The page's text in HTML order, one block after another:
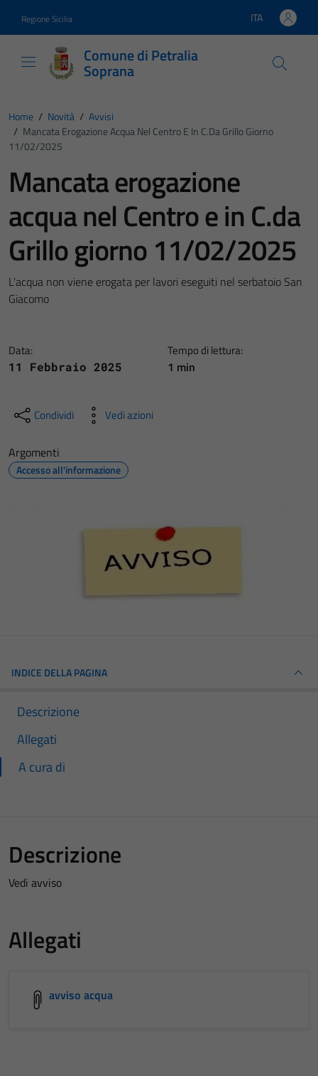
Regione Sicilia Lingua attiva:
ITA
Comune di Petralia
Soprana
Home / Novità / Avvisi
/ Mancata Erogazione Acqua Nel Centro E In C.da Grillo Giorno
11/02/2025
Mancata erogazione
acqua nel Centro e in C.da
Grillo giorno 11/02/2025
L'acqua non viene erogata per lavori eseguiti nel serbatoio San
Giacomo
Data:
11 Febbraio 2025
Tempo di lettura:
1 min
Condividi Vedi azioni
Argomenti
Accesso all'informazione
INDICE DELLA PAGINA
Descrizione
Allegati
A cura di
Descrizione
Vedi avviso
Allegati
avviso acqua